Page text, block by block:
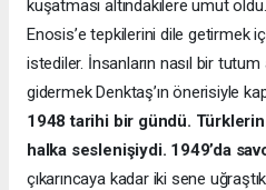
kuşatması altındakilere umut
Enosis’e tepkilerini dile getirmek
istediler. İnsanların nasıl bir
gidermek Denktaş’ın önerisiyle
1948 tarihi bir gündü. Türklerin
halka seslenişiydi. 1949’da
çıkarıncaya kadar iki sene